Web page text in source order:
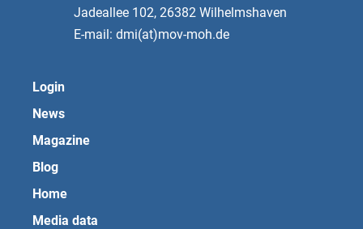
Jadeallee 102, 26382 Wilhelmshaven
E-mail: dmi(at)mov-moh.de
Login
News
Magazine
Blog
Home
Media data